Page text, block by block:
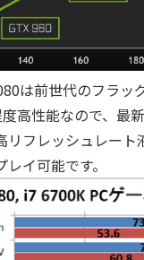
は前世代のフラ
高性能なので、最
リフレッシュレー
イ可能です。